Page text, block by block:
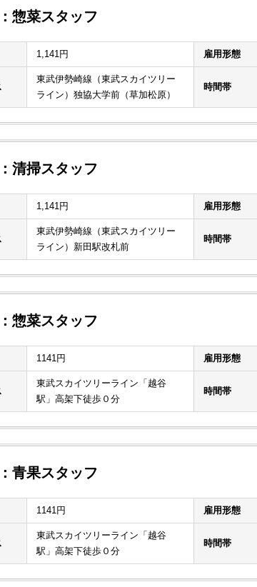
惣菜スタッフ
1,141円 雇用形態
東武伊勢崎線（東武スカイツリー
ライン）独協大学前（草加松原）
時間帯
清掃スタッフ
1,141円 雇用形態
東武伊勢崎線（東武スカイツリー
ライン）新田駅改札前
時間帯
惣菜スタッフ
1141円 雇用形態
東武スカイツリーライン「越谷
駅」高架下徒歩０分
時間帯
青果スタッフ
1141円 雇用形態
東武スカイツリーライン「越谷
駅」高架下徒歩０分
時間帯